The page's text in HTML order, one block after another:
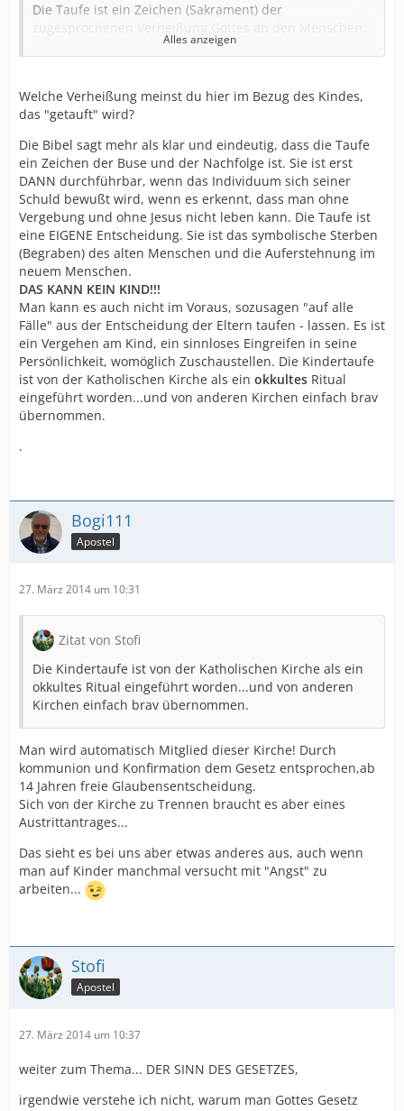
Die Taufe ist ein Zeichen (Sakrament) der
Tut Buße und jeder von euch lasse sich taufen auf den
Christi zur Vergebung eurer Sünden, so werdet ihr
empfangen die Gabe des
Verheißung und
allen, die fern sind, so viele der Herr, unser Gott, herzurufen
wird.
(Apg. 2,38)
Das Kind erhält die Taufe als ein äußerliches Zeichen
für den Zuspruch
Gottes, auf den es im Laufe des Lebens "antworten" soll
durch Glauben.
Ob das Zeichen am Kind geschieht (und es später
hoffentlich gläubig
wird), oder ob ein Mündiger das Zeichen will (und
hoffentlich gläubig
bleibt) ist gleich, denn in beiden Fällen heiligt nicht das
Zeichen
allein, sondern der
Alles anzeigen
Welche Verheißung meinst du hier im Bezug des Kindes,
das "getauft" wird?
Die Bibel sagt mehr als klar und eindeutig, dass die Taufe
ein Zeichen der Buse und der Nachfolge ist. Sie ist erst
DANN durchführbar, wenn das Individuum sich seiner
Schuld bewußt wird, wenn es erkennt, dass man ohne
Vergebung und ohne Jesus nicht leben kann. Die Taufe ist
eine EIGENE Entscheidung. Sie ist das symbolische Sterben
(Begraben) des alten Menschen und die Auferstehnung im
neuem Menschen.
DAS KANN KEIN KIND!!!
Man kann es auch nicht im Voraus, sozusagen "auf alle
Fälle" aus der Entscheidung der Eltern taufen - lassen. Es ist
ein Vergehen am Kind, ein sinnloses Eingreifen in seine
Persönlichkeit, womöglich Zuschaustellen. Die Kindertaufe
ist von der Katholischen Kirche als ein okkultes Ritual
eingeführt worden...und von anderen Kirchen einfach brav
übernommen.
.
Bogi111
Apostel
27. März 2014 um 10:31
Zitat von Stofi
Die Kindertaufe ist von der Katholischen Kirche als ein
okkultes Ritual eingeführt worden...und von anderen
Kirchen einfach brav übernommen.
Man wird automatisch Mitglied dieser Kirche! Durch
kommunion und Konfirmation dem Gesetz entsprochen,ab
14 Jahren freie Glaubensentscheidung.
Sich von der Kirche zu Trennen braucht es aber eines
Austrittantrages...
Das sieht es bei uns aber etwas anderes aus, auch wenn
man auf Kinder manchmal versucht mit "Angst" zu
arbeiten...
Stofi
Apostel
27. März 2014 um 10:37
weiter zum Thema... DER SINN DES GESETZES,
irgendwie verstehe ich nicht, warum man Gottes Gesetz